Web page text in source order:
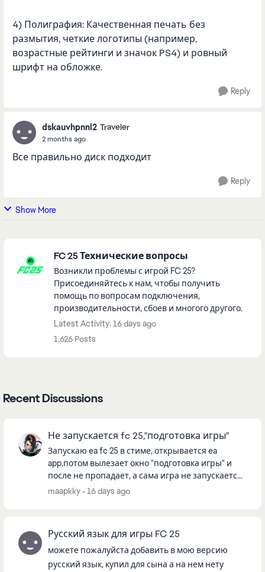
4) Полиграфия: Качественная печать без
размытия, четкие логотипы (например,
возрастные рейтинги и значок PS4) и ровный
шрифт на обложке.
Reply
dskauvhpnnl2 Traveler
2 months ago
Все правильно диск подходит
Reply
Show More
FC 25 Технические вопросы
Возникли проблемы с игрой FC 25?
Присоединяйтесь к нам, чтобы получить
помощь по вопросам подключения,
производительности, сбоев и многого другого.
Latest Activity: 16 days ago
1,626 Posts
Recent Discussions
Не запускается fc 25,"подготовка игры"
Запускаю ea fc 25 в стиме, открывается ea
app,потом вылезает окно "подготовка игры" и
после не пропадает, а сама игра не запускается,
подскажите пожалуйста, что делать, буду очень
maapkky 16 days ago
Русский язык для игры FC 25
можете пожалуйста добавить в мою версию
русский язык, купил для сына а на нем нету